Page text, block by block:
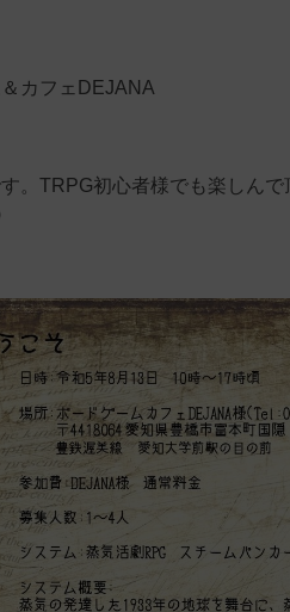
カフェDEJANA
。TRPG初心者様でも楽しん